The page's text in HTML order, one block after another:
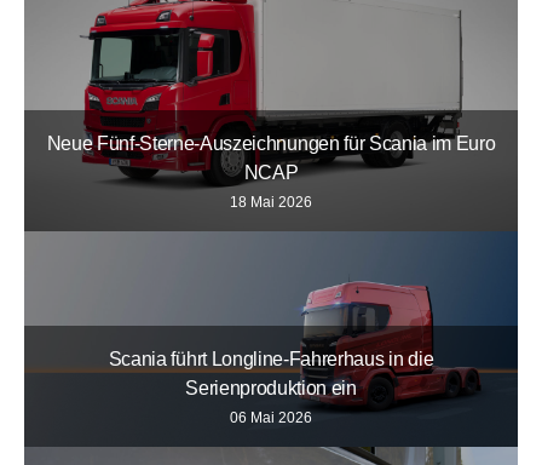
Neue Fünf-Sterne-Auszeichnungen für Scania im Euro
NCAP
18 Mai 2026
Scania führt Longline-Fahrerhaus in die
Serienproduktion ein
06 Mai 2026